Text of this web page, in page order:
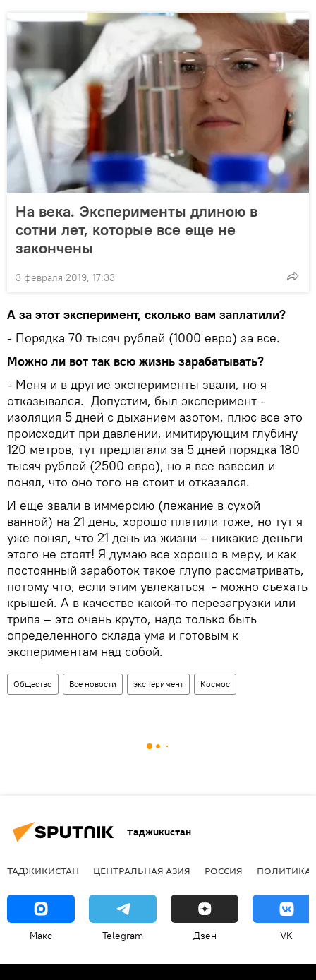
На века. Эксперименты длиною в
сотни лет, которые все еще не
закончены
3 февраля 2019, 17:33
А за этот эксперимент, сколько вам заплатили?
- Порядка 70 тысяч рублей (1000 евро) за все.
Можно ли вот так всю жизнь зарабатывать?
- Меня и в другие эксперименты звали, но я
отказывался. Допустим, был эксперимент -
изоляция 5 дней с дыханием азотом, плюс все это
происходит при давлении, имитирующим глубину
120 метров, тут предлагали за 5 дней порядка 180
тысяч рублей (2500 евро), но я все взвесил и
понял, что оно того не стоит и отказался.
И еще звали в иммерсию (лежание в сухой
ванной) на 21 день, хорошо платили тоже, но тут я
уже понял, что 21 день из жизни – никакие деньги
этого не стоят! Я думаю все хорошо в меру, и как
постоянный заработок такое глупо рассматривать,
потому что, если этим увлекаться - можно съехать
крышей. А в качестве какой-то перезагрузки или
трипа – это очень круто, надо только быть
определенного склада ума и готовым к
экспериментам над собой.
Общество Все новости эксперимент Космос
Таджикистан
ТАДЖИКИСТАН ЦЕНТРАЛЬНАЯ АЗИЯ РОССИЯ ПОЛИТИКА
Макс Telegram Дзен VK